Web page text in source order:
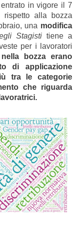
in vigore il 7
rispetto alla bozza
una modifica
Stagistitiene a
per i lavoratori
bozza erano
di applicazione
tra le categorie
che riguarda